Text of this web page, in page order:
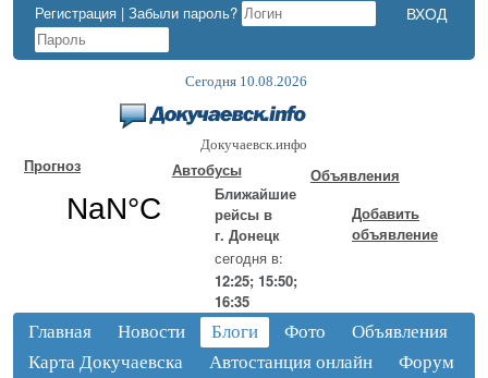
Регистрация | Забыли пароль?
Сегодня 10.08.2026
Докучаевск.инфо
Прогноз
Автобусы
Ближайшие
рейсы в
г. Донецк
сегодня в:
12:25; 15:50;
16:35
Объявления
Добавить
объявление
Главная Новости Блоги Фото
Объявления
Карта Докучаевска
Автостанция онлайн Форум